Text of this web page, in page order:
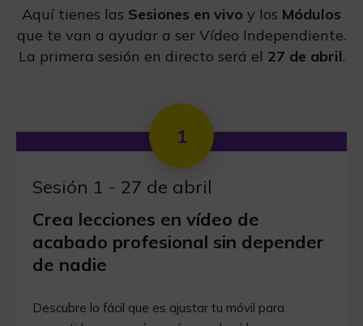
Aquí tienes las Sesiones en vivo y los Módulos
que te van a ayudar a ser Vídeo Independiente.
La primera sesión en directo será el 27 de abril.
1
Sesión 1 - 27 de abril
Crea lecciones en vídeo de
acabado profesional sin depender
de nadie
Descubre lo fácil que es ajustar tu móvil para